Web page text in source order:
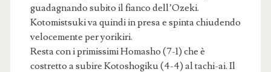
guadagnando subito il fianco dell’Ozeki.
Kotomistsuki va quindi in presa e spinta chiudendo
velocemente per yorikiri.
Resta con i primissimi Homasho (7-1) che è
costretto a subire Kotoshogiku (4-4) al tachi-ai. Il